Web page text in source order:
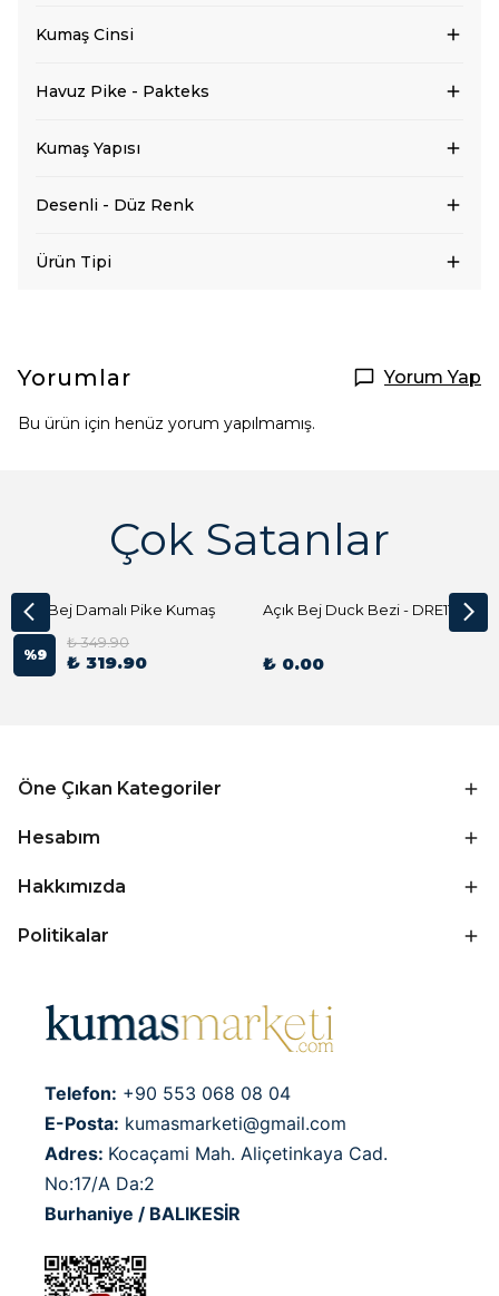
Kumaş Cinsi
Havuz Pike - Pakteks
Kumaş Yapısı
Desenli - Düz Renk
Ürün Tipi
Yorumlar Yorum Yap
Bu ürün için henüz yorum yapılmamış.
Çok Satanlar
Açık Bej Damalı Pike Kumaş
%9
₺ 349.90
₺ 319.90
Açık Bej Duck Bezi - DRE1144 Kumaş Peçete
₺ 0.00
Öne Çıkan Kategoriler
Hesabım
Hakkımızda
Politikalar
Telefon: +90 553 068 08 04
E-Posta: kumasmarketi@gmail.com
Adres: Kocaçami Mah. Aliçetinkaya Cad.
No:17/A Da:2
Burhaniye / BALIKESİR